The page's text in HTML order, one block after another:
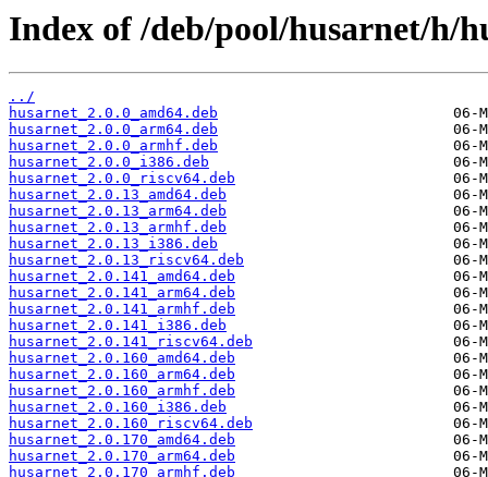
Index of /deb/pool/husarnet/h/
../
husarnet_2.0.0_amd64.deb
husarnet_2.0.0_arm64.deb
husarnet_2.0.0_armhf.deb
husarnet_2.0.0_i386.deb
husarnet_2.0.0_riscv64.deb
husarnet_2.0.13_amd64.deb
husarnet_2.0.13_arm64.deb
husarnet_2.0.13_armhf.deb
husarnet_2.0.13_i386.deb
husarnet_2.0.13_riscv64.deb
husarnet_2.0.141_amd64.deb
husarnet_2.0.141_arm64.deb
husarnet_2.0.141_armhf.deb
husarnet_2.0.141_i386.deb
husarnet_2.0.141_riscv64.deb
husarnet_2.0.160_amd64.deb
husarnet_2.0.160_arm64.deb
husarnet_2.0.160_armhf.deb
husarnet_2.0.160_i386.deb
husarnet_2.0.160_riscv64.deb
husarnet_2.0.170_amd64.deb
husarnet_2.0.170_arm64.deb
husarnet_2.0.170_armhf.deb